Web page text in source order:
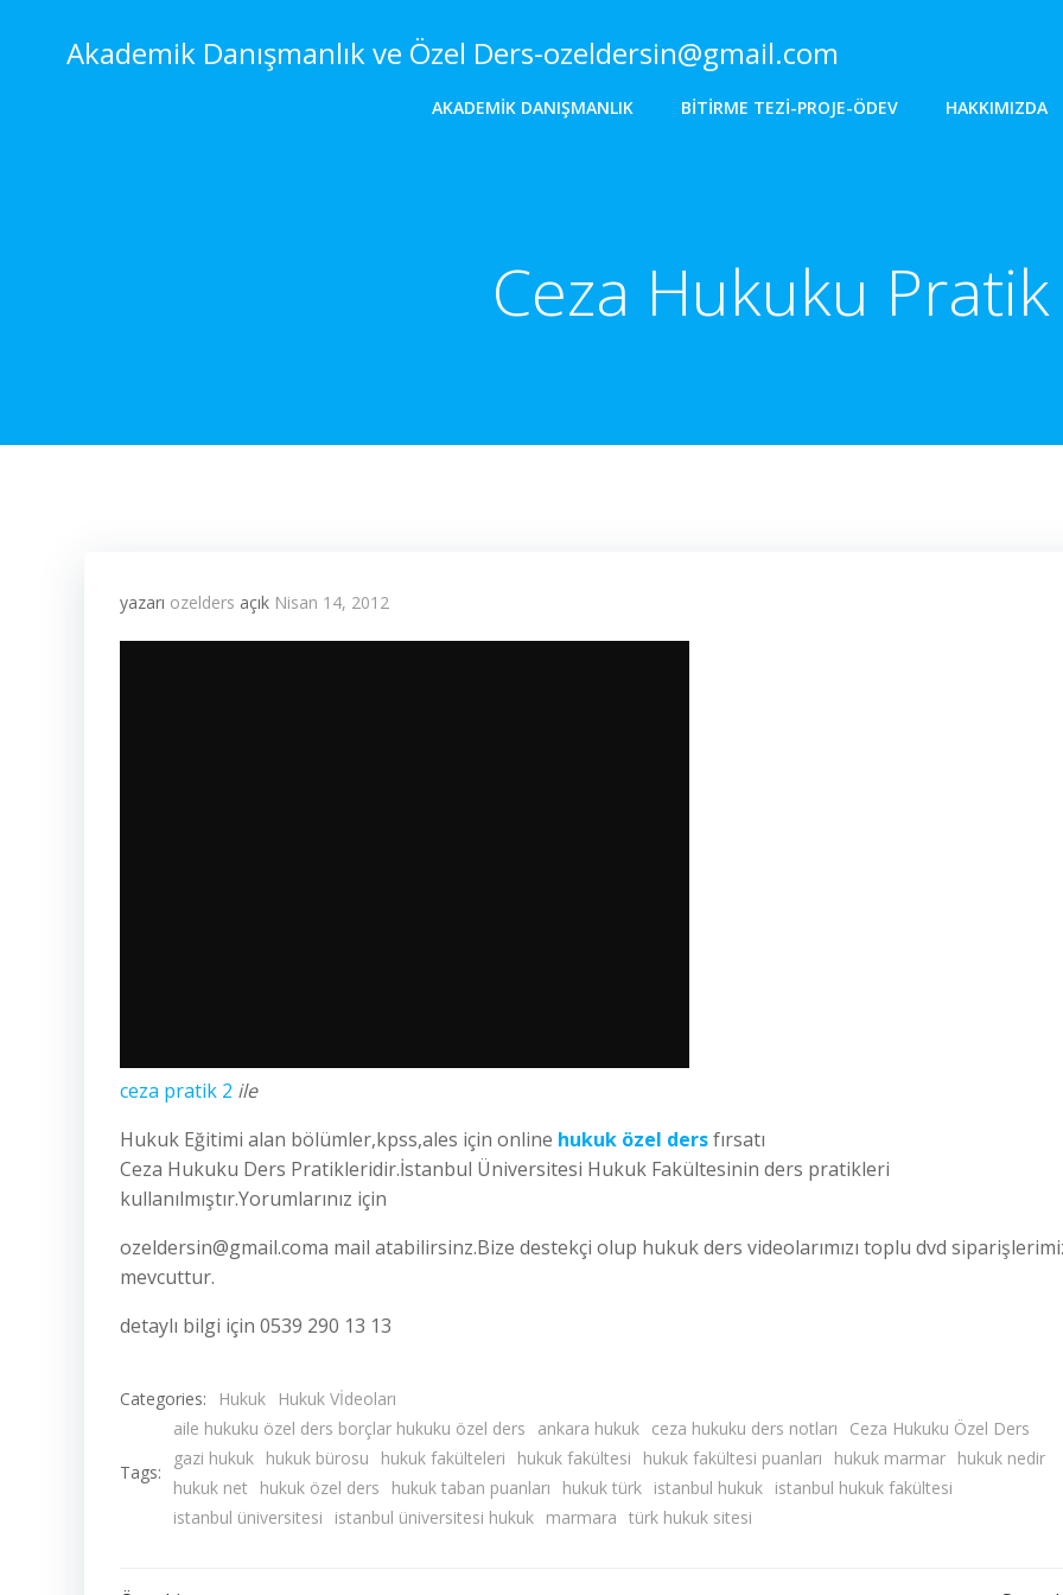
Akademik Danışmanlık ve Özel Ders-ozeldersin@gmail.com
AKADEMIK DANIŞMANLIK BITIRME TEZI-PROJE-ÖDEV HAKKIMIZDA
Ceza Hukuku
yazarı ozelders açık Nisan 14, 2012
ceza pratik 2 ile
Hukuk Eğitimi alan bölümler,kpss,ales için online hukuk özel dersfırsatı
Ceza Hukuku Ders Pratikleridir.İstanbul Üniversitesi Hukuk Fakültesinin ders pratikleri
kullanılmıştır.Yorumlarınız için
ozeldersin@gmail.coma mail atabilirsinz.Bize destekçi olup hukuk ders videolarımızı toplu dvd
mevcuttur.
detaylı bilgi için 0539 290 13 13
Categories: Hukuk Hukuk Vİdeoları
Tags:
aile hukuku özel ders borçlar hukuku özel ders ankara hukuk ceza hukuku ders notları
Ceza Hukuku Özel Ders
gazi hukuk hukuk bürosu hukuk fakülteleri hukuk fakültesi hukuk fakültesi puanları hukuk marmar hukuk nedir
hukuk net
hukuk özel ders hukuk taban puanları hukuk türk istanbul hukuk istanbul hukuk fakültesi
istanbul üniversitesi
istanbul üniversitesi hukuk marmara türk hukuk sitesi